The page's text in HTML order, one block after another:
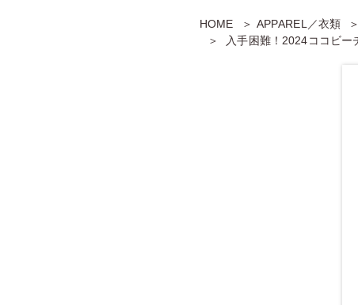
HOME APPAREL／衣類
入手困難！2024ココビー